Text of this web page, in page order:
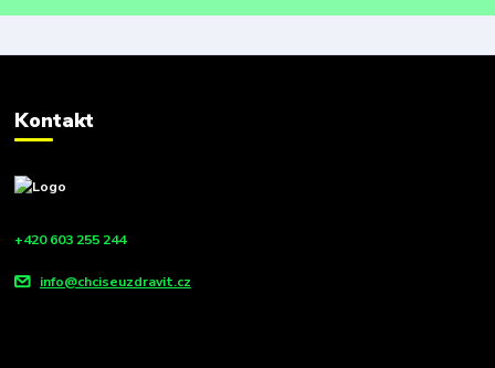
Kontakt
+420 603 255 244
info@chciseuzdravit.cz